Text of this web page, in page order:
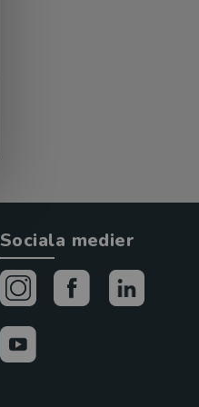
Sociala medier